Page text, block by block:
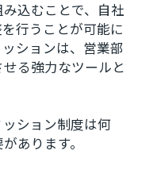
込むことで、自社
行うことが可能に
ションは、営業部
る強力なツールと
ション制度は何
あります。